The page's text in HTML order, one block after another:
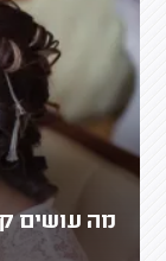
מה עושים